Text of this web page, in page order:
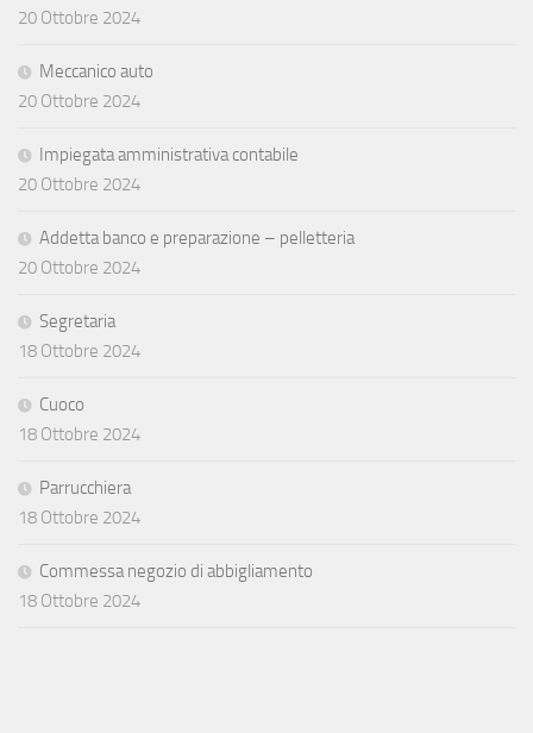
20 Ottobre 2024
Meccanico auto
20 Ottobre 2024
Impiegata amministrativa contabile
20 Ottobre 2024
Addetta banco e preparazione – pelletteria
20 Ottobre 2024
Segretaria
18 Ottobre 2024
Cuoco
18 Ottobre 2024
Parrucchiera
18 Ottobre 2024
Commessa negozio di abbigliamento
18 Ottobre 2024